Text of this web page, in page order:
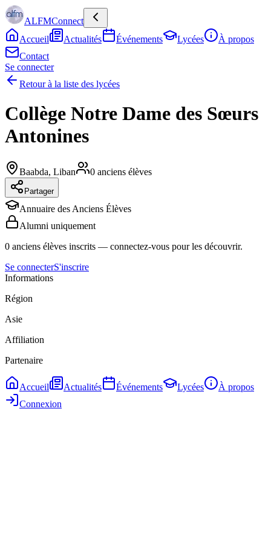
ALFMConnect
Accueil
Actualités Événements Lycées
À propos
Contact
Se connecter
Retour à la liste des lycées
Collège Notre Dame des Sœurs
Antonines
Baabda, Liban 0 anciens élèves
Partager
Annuaire des Anciens Élèves
Alumni uniquement
0 anciens élèves inscrits — connectez-vous pour les découvrir.
Se connecterS'inscrire
Informations
Région
Asie
Affiliation
Partenaire
Accueil Actualités Événements Lycées
À propos
Connexion